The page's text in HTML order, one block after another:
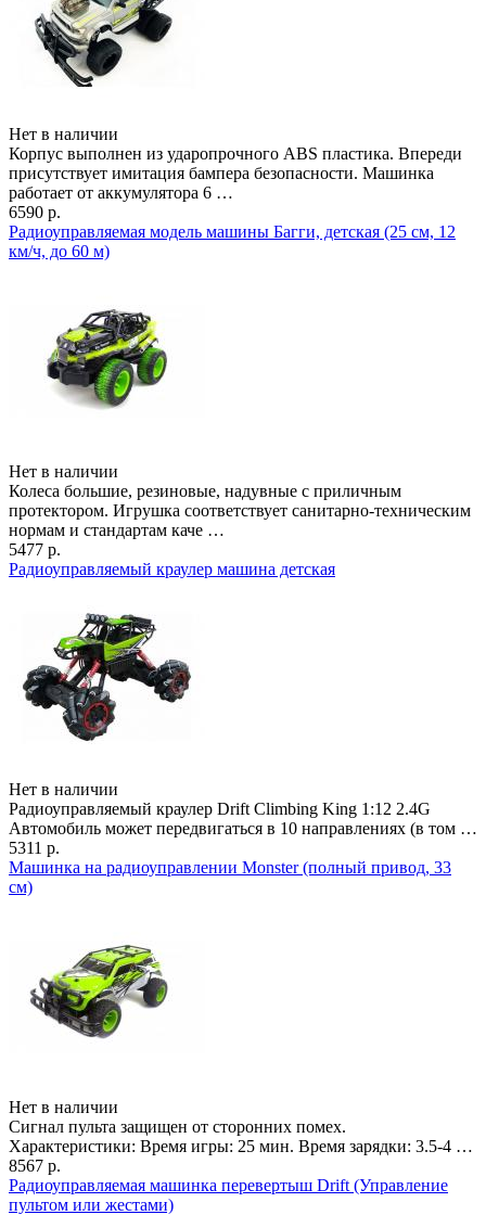
Нет в наличии
Корпус выполнен из ударопрочного ABS пластика. Впереди
присутствует имитация бампера безопасности. Машинка
работает от аккумулятора 6 …
6590 р.
Радиоуправляемая модель машины Багги, детская (25 см, 12
км/ч, до 60 м)
Нет в наличии
Колеса большие, резиновые, надувные с приличным
протектором. Игрушка соответствует санитарно-техническим
нормам и стандартам каче …
5477 р.
Радиоуправляемый краулер машина детская
Нет в наличии
Радиоуправляемый краулер Drift Climbing King 1:12 2.4G
Автомобиль может передвигаться в 10 направлениях (в том …
5311 р.
Машинка на радиоуправлении Monster (полный привод, 33
см)
Нет в наличии
Сигнал пульта защищен от сторонних помех.
Характеристики: Время игры: 25 мин. Время зарядки: 3.5-4 …
8567 р.
Радиоуправляемая машинка перевертыш Drift (Управление
пультом или жестами)